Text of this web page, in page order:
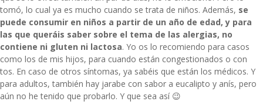
tomó, lo cual ya es mucho cuando se trata de niños. Además, se
puede consumir en niños a partir de un año de edad, y para
las que queráis saber sobre el tema de las alergias, no
contiene ni gluten ni lactosa. Yo os lo recomiendo para casos
como los de mis hijos, para cuando están congestionados o con
tos. En caso de otros síntomas, ya sabéis que están los médicos. Y
para adultos, también hay jarabe con sabor a eucalipto y anís, pero
aún no he tenido que probarlo. Y que sea así 😉